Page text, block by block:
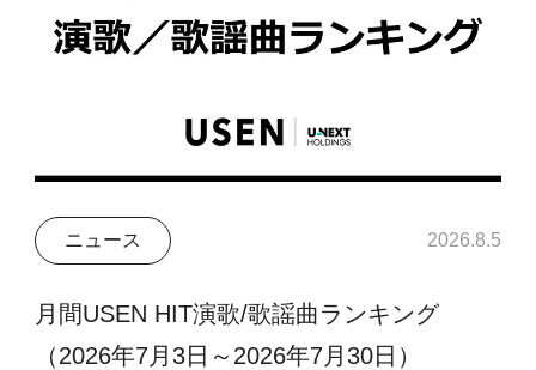
ニュース 2026.8.5
月間USEN HIT演歌/歌謡曲ランキング
（2026年7月3日～2026年7月30日）